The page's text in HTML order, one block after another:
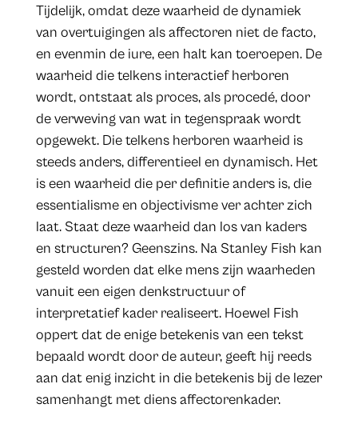
Tijdelijk, omdat deze waarheid de dynamiek
van overtuigingen als affectoren niet de facto,
en evenmin de iure, een halt kan toeroepen. De
waarheid die telkens interactief herboren
wordt, ontstaat als proces, als procedé, door
de verweving van wat in tegenspraak wordt
opgewekt. Die telkens herboren waarheid is
steeds anders, differentieel en dynamisch. Het
is een waarheid die per definitie anders is, die
essentialisme en objectivisme ver achter zich
laat. Staat deze waarheid dan los van kaders
en structuren? Geenszins. Na Stanley Fish kan
gesteld worden dat elke mens zijn waarheden
vanuit een eigen denkstructuur of
interpretatief kader realiseert. Hoewel Fish
oppert dat de enige betekenis van een tekst
bepaald wordt door de auteur, geeft hij reeds
aan dat enig inzicht in die betekenis bij de lezer
samenhangt met diens affectorenkader.